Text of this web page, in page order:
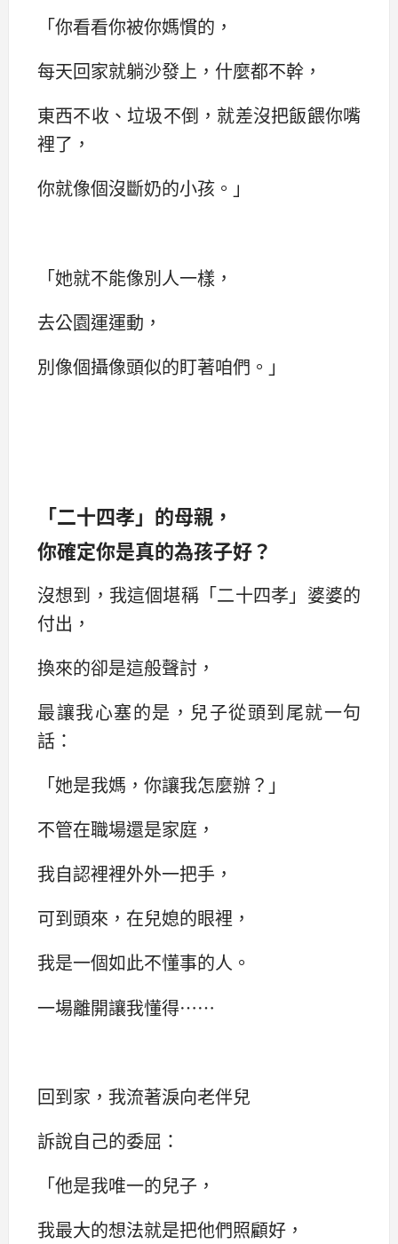
‌‌「你看看你被你媽慣的，
每天回家就躺沙發上，什麼都不幹，
東西不收、垃圾不倒，就差沒把飯餵你嘴
裡了，
你就像個沒斷奶的小孩。‌‌」
「她就不能像別人一樣，
去公園運運動，
別像個攝像頭似的盯著咱們。‌‌」
「二十四孝」的母親，
你確定你是真的為孩子好？
沒想到，我這個堪稱‌‌「二十四孝‌‌」婆婆的
付出，
換來的卻是這般聲討，
最讓我心塞的是，兒子從頭到尾就一句
話：‌‌
「她是我媽，你讓我怎麼辦？‌‌」
不管在職場還是家庭，
我自認裡裡外外一把手，
可到頭來，在兒媳的眼裡，
我是一個如此不懂事的人。
一場離開讓我懂得……
回到家，我流著淚向老伴兒
訴說自己的委屈：‌‌
「他是我唯一的兒子，
我最大的想法就是把他們照顧好，